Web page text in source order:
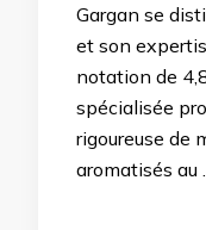
Gargan se
et son
notation de
spécialisée
rigoureuse de
aromatisés au